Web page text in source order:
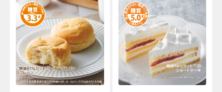
岳や末広がりを意味す
やつ時」という意味を込
Indonesia
Singapore
Malaysia
Hong Kong
UAE
Thailand
Vietnam